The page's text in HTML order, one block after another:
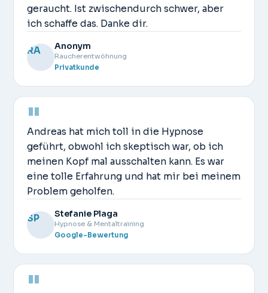
geraucht. Ist zwischendurch schwer, aber
ich schaffe das. Danke dir.
Anonym
Raucherentwöhnung
Privatkunde
"
Andreas hat mich toll in die Hypnose
geführt, obwohl ich skeptisch war, ob ich
meinen Kopf mal ausschalten kann. Es war
eine tolle Erfahrung und hat mir bei meinem
Problem geholfen.
Stefanie Plaga
Hypnose & Mentaltraining
Google-Bewertung
"